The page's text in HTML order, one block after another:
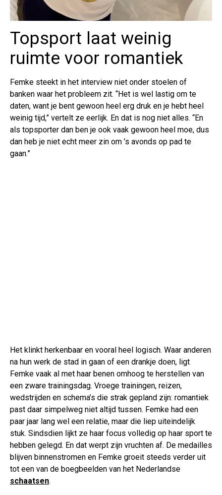
Topsport laat weinig
ruimte voor romantiek
Femke steekt in het interview niet onder stoelen of
banken waar het probleem zit. “Het is wel lastig om te
daten, want je bent gewoon heel erg druk en je hebt heel
weinig tijd,” vertelt ze eerlijk. En dat is nog niet alles. “En
als topsporter dan ben je ook vaak gewoon heel moe, dus
dan heb je niet echt meer zin om ’s avonds op pad te
gaan.”
Het klinkt herkenbaar en vooral heel logisch. Waar anderen
na hun werk de stad in gaan of een drankje doen, ligt
Femke vaak al met haar benen omhoog te herstellen van
een zware trainingsdag. Vroege trainingen, reizen,
wedstrijden en schema’s die strak gepland zijn: romantiek
past daar simpelweg niet altijd tussen. Femke had een
paar jaar lang wel een relatie, maar die liep uiteindelijk
stuk. Sindsdien lijkt ze haar focus volledig op haar sport te
hebben gelegd. En dat werpt zijn vruchten af. De medailles
blijven binnenstromen en Femke groeit steeds verder uit
tot een van de boegbeelden van het Nederlandse
schaatsen.